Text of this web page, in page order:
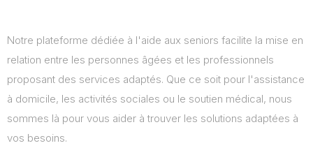
Notre plateforme dédiée à l'aide aux seniors facilite la mise en
relation entre les personnes âgées et les professionnels
proposant des services adaptés. Que ce soit pour l'assistance
à domicile, les activités sociales ou le soutien médical, nous
sommes là pour vous aider à trouver les solutions adaptées à
vos besoins.